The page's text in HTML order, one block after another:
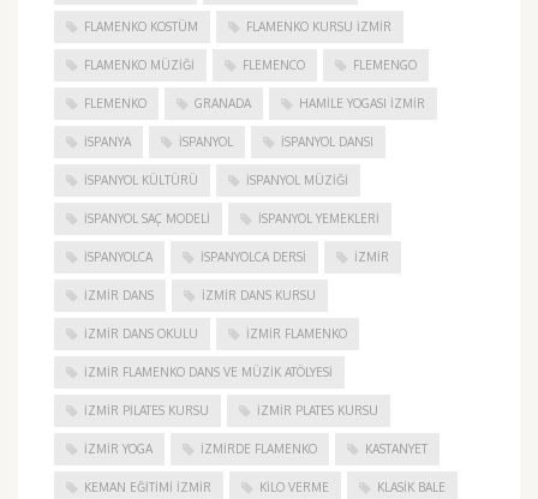
FLAMENKO KOSTÜM FLAMENKO KURSU İZMIR
FLAMENKO MÜZIĞI FLEMENCO FLEMENGO
FLEMENKO GRANADA HAMILE YOGASI İZMIR
ISPANYA İSPANYOL İSPANYOL DANSI
İSPANYOL KÜLTÜRÜ İSPANYOL MÜZIĞI
İSPANYOL SAÇ MODELI İSPANYOL YEMEKLERI
İSPANYOLCA İSPANYOLCA DERSI IZMIR
IZMIR DANS IZMIR DANS KURSU
IZMIR DANS OKULU IZMIR FLAMENKO
İZMIR FLAMENKO DANS VE MÜZIK ATÖLYESI
İZMIR PILATES KURSU İZMIR PLATES KURSU
İZMIR YOGA IZMIRDE FLAMENKO KASTANYET
KEMAN EĞITIMI İZMIR KILO VERME KLASIK BALE